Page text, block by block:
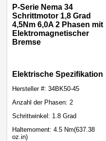
P-Serie Nema 34
Schrittmotor 1,8 Grad
4,5Nm 6,0A 2 Phasen mit
Elektromagnetischer
Bremse
Elektrische Spezifikation
Hersteller #: 34BK50-45
Anzahl der Phasen: 2
Schrittwinkel: 1.8 Grad
Haltemoment: 4.5 Nm(637.38
oz.in)